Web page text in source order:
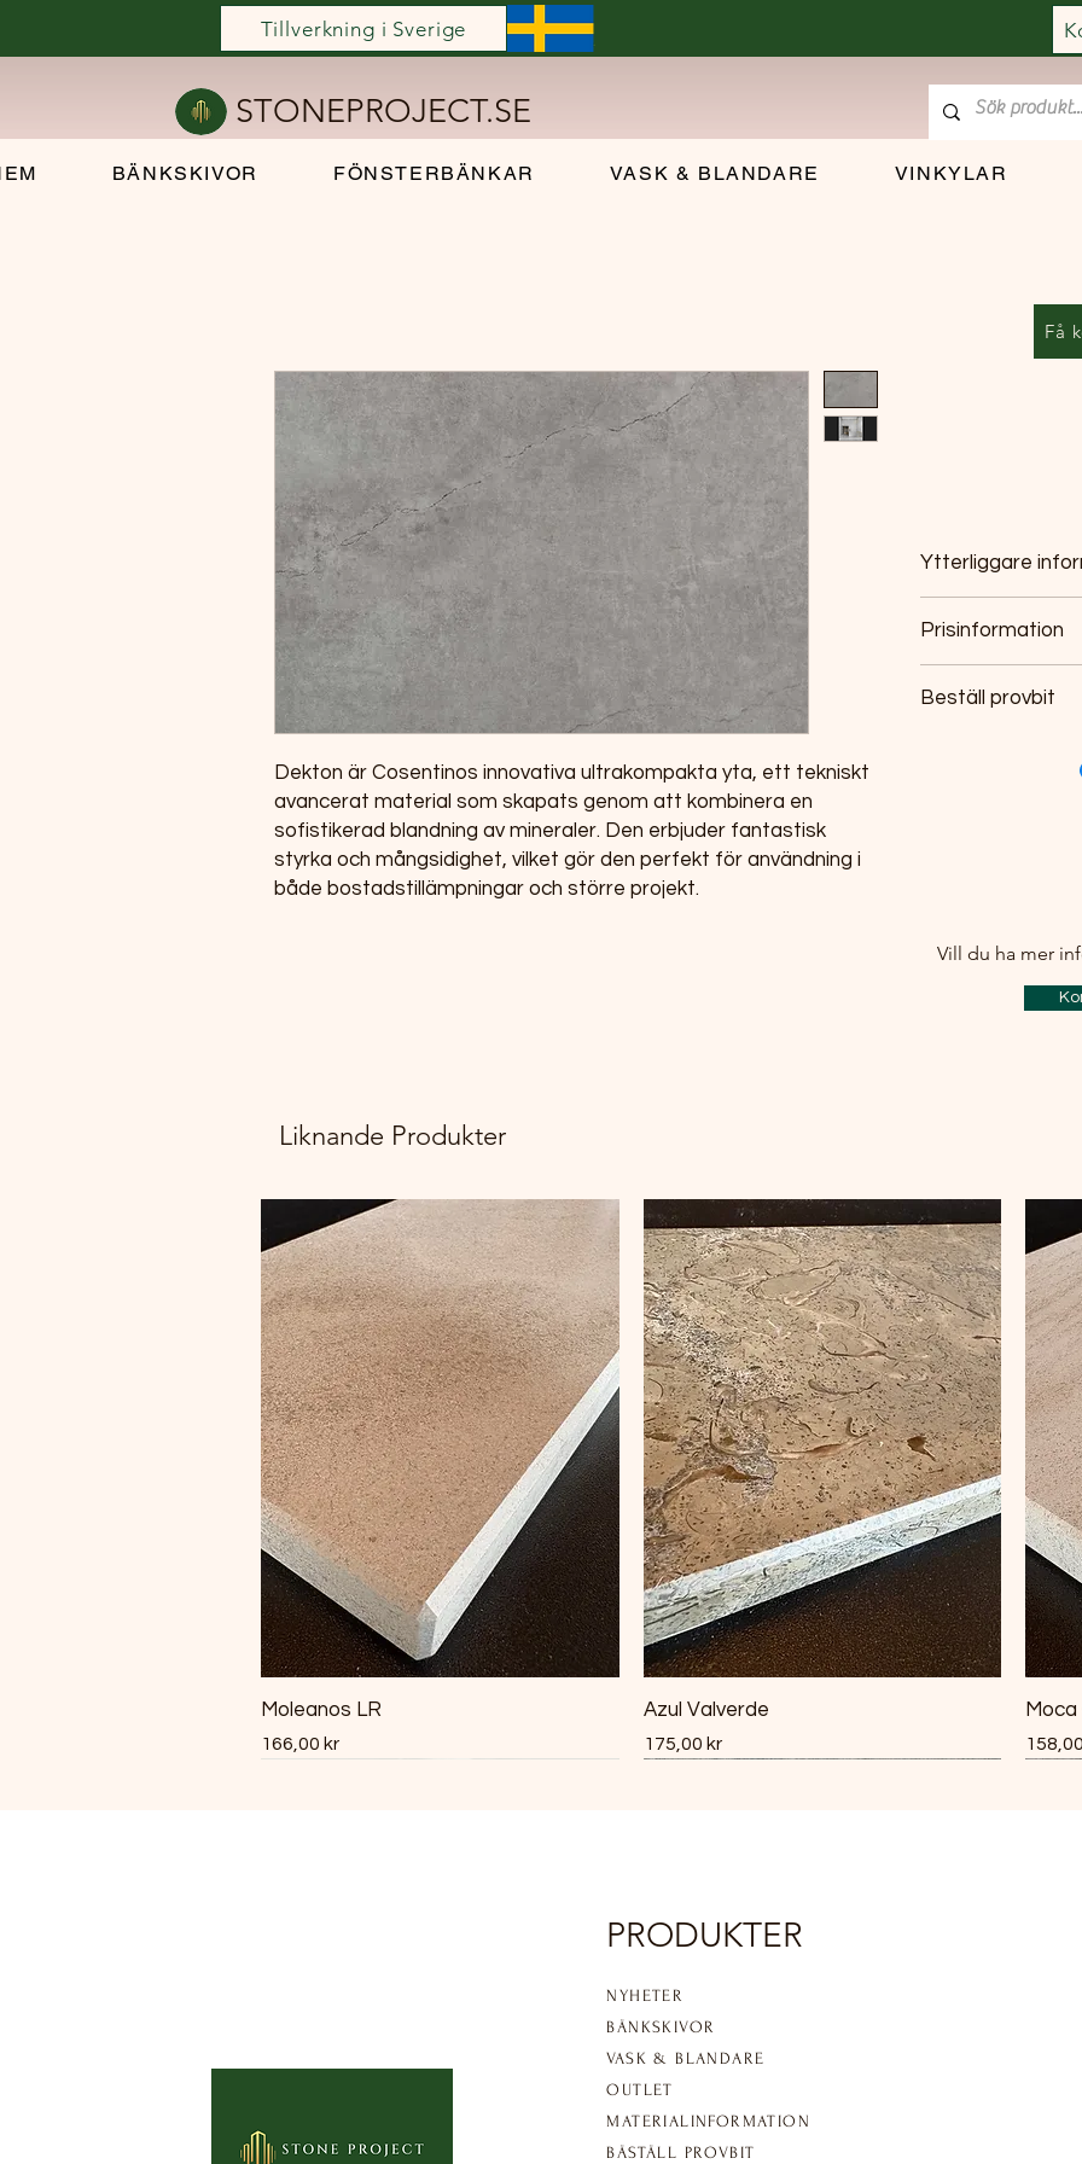
Tillverkning i Sverige
STONEPROJECT.SE
BÄNKSKIVOR FÖNSTERBÄNKAR VASK & BLANDARE VINKYLAR
Dekton är Cosentinos innovativa ultrakompakta yta, ett tekniskt
avancerat material som skapats genom att kombinera en
sofistikerad blandning av mineraler. Den erbjuder fantastisk
styrka och mångsidighet, vilket gör den perfekt för användning i
både bostadstillämpningar och större projekt.
Ytterliggare
Ytbehandling:Matt
För info se Dektons
Prisinformation
bänkskiva, 600mm
Beställ provbit
Få
Vill du ha mer
Liknande Produkter
Moleanos LR
Pris
166,00 kr
Azul Valverde
Pris
175,00 kr Pris
PRODUKTER
NYHETER
BÄNKSKIVOR
VASK & BLANDARE
OUTLET
MATERIALINFORMATION​
BÄSTÄLL PROVBIT